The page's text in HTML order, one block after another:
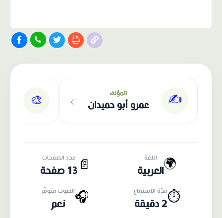
✍️ المؤلف
عمرو أبو حميدان ›
🎨
🌍 اللغة
العربية 📄
عدد الصفحات
13 صفحة
⏱️مدّة الاستماع
2 دقيقة
🎧الصوت متوفّر
نعم